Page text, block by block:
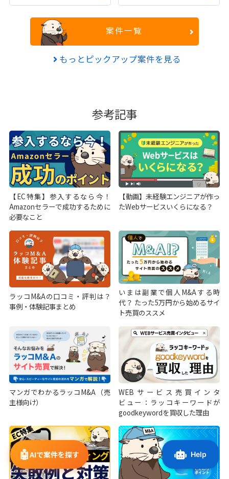
案件一覧
もっとピックアップ案件を見る
参考記事
【EC特集】参入するなら今！
Amazonセラーで成功するために
必要なこと
【動画】未経験エンジニアが作っ
たWebサービスいくらになる？
ラッコM&Aの口コミ・評判は？
事例・体験記事まとめ
いまは副業で個人M&Aする時
代？ たった5万円から始めるサイ
ト売買のススメ
マンガでわかるラッコM&A（売
主様向け）
WEBサービス売買インタ
ビュー：ラッコキーワードが
goodkeywordを買収した理由
🤖AIで案件を探す